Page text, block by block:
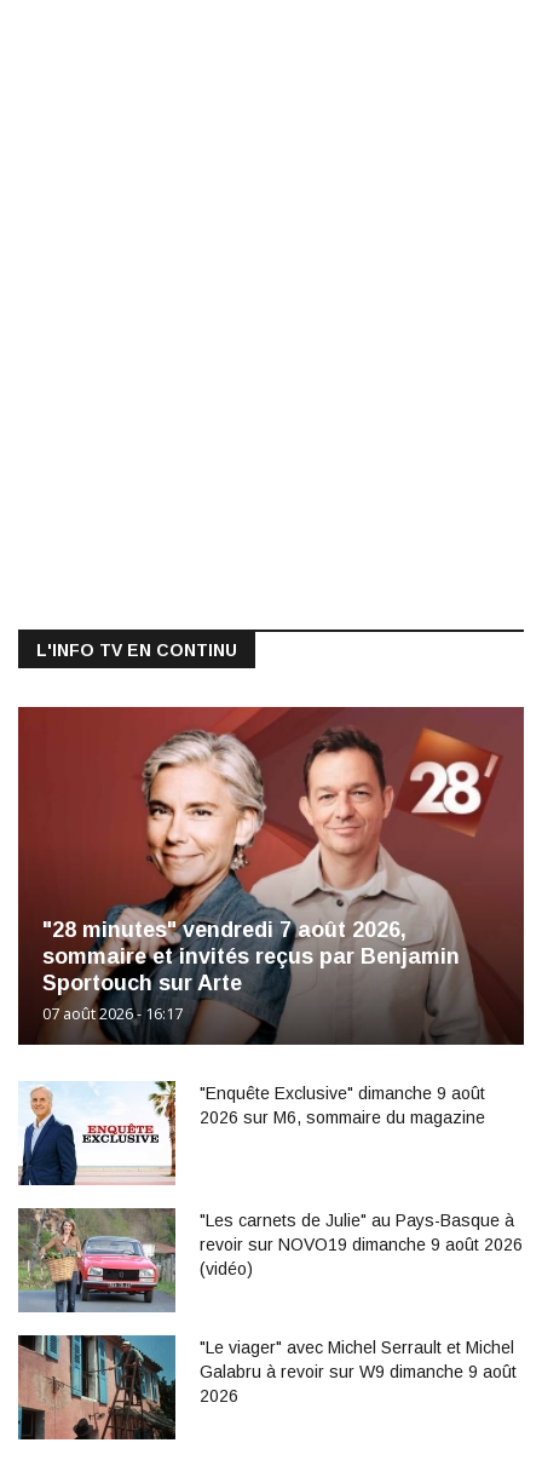
L'INFO TV EN CONTINU
"28 minutes" vendredi 7 août 2026,
sommaire et invités reçus par Benjamin
Sportouch sur Arte
07 août 2026 - 16:17
"Enquête Exclusive" dimanche 9 août
2026 sur M6, sommaire du magazine
"Les carnets de Julie" au Pays-Basque à
revoir sur NOVO19 dimanche 9 août 2026
(vidéo)
"Le viager" avec Michel Serrault et Michel
Galabru à revoir sur W9 dimanche 9 août
2026